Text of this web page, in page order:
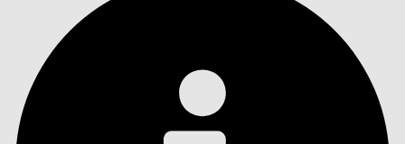
INNEHÅLLSFÖRTECKNINGAR